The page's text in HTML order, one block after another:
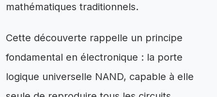
mathématiques traditionnels.
Cette découverte rappelle un principe
fondamental en électronique : la porte
logique universelle NAND, capable à elle